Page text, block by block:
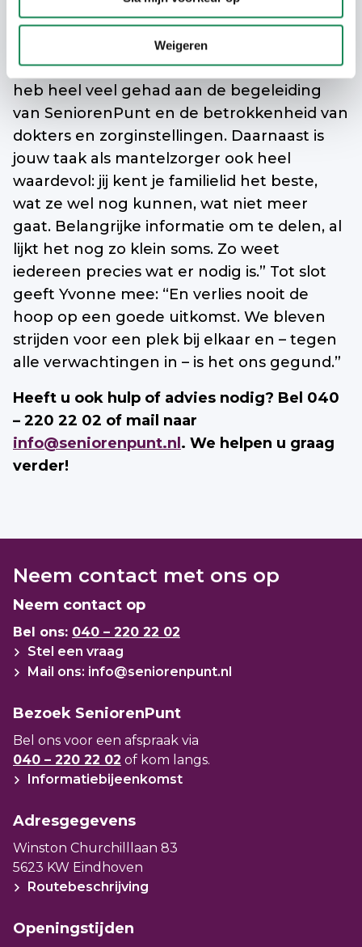
Weigeren
Yvonne heeft heel veel geleerd van dit
proces. Ten eerste dat je het echt niet
alleen hoeft te doen als mantelzorger. “Ik
heb heel veel gehad aan de begeleiding
van SeniorenPunt en de betrokkenheid van
dokters en zorginstellingen. Daarnaast is
jouw taak als mantelzorger ook heel
waardevol: jij kent je familielid het beste,
wat ze wel nog kunnen, wat niet meer
gaat. Belangrijke informatie om te delen, al
lijkt het nog zo klein soms. Zo weet
iedereen precies wat er nodig is.” Tot slot
geeft Yvonne mee: “En verlies nooit de
hoop op een goede uitkomst. We bleven
strijden voor een plek bij elkaar en – tegen
alle verwachtingen in – is het ons gegund.”
Heeft u ook hulp of advies nodig? Bel 040
– 220 22 02 of mail naar
info@seniorenpunt.nl . We helpen u graag
verder!
Neem contact met ons op
Neem contact op
Bel ons: 040 – 220 22 02
Stel een vraag
Mail ons: info@seniorenpunt.nl
Bezoek SeniorenPunt
Bel ons voor een afspraak via
040 – 220 22 02 of kom langs.
Informatiebijeenkomst
Adresgegevens
Winston Churchilllaan 83
5623 KW Eindhoven
Routebeschrijving
Openingstijden